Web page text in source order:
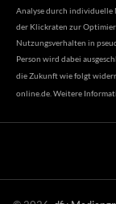
Analyse durch individuelle
der Klickraten zur
Nutzungsverhalten in
Person wird dabei
die Zukunft wie folgt
online.de . Weitere